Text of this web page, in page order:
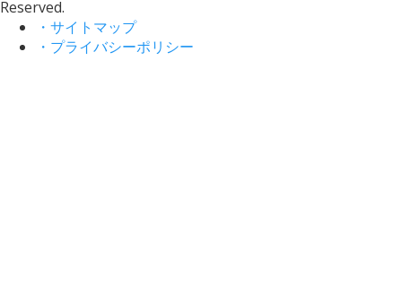
Reserved.
・サイトマップ
・プライバシーポリシー